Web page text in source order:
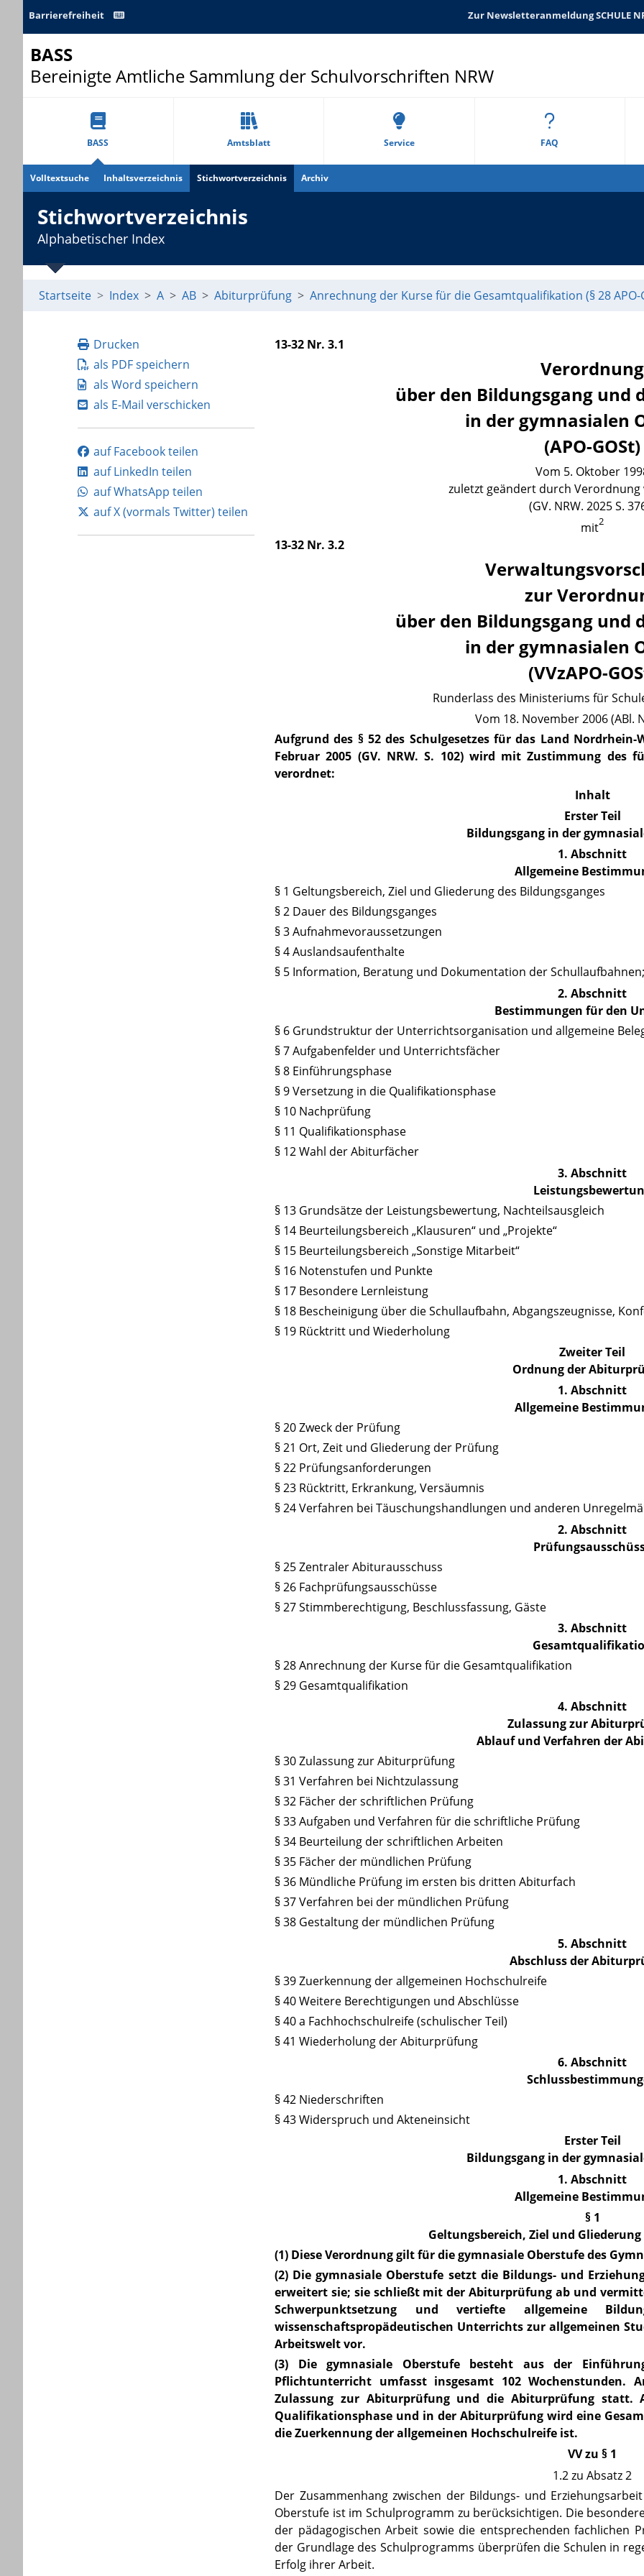
Barrierefreiheit Zur Newsletteranmeldung SCHULE
BASS
Bereinigte Amtliche Sammlung der Schulvorschriften NRW
BASS Amtsblatt Service FAQ
Volltextsuche Inhaltsverzeichnis Stichwortverzeichnis Archiv
Stichwortverzeichnis
Alphabetischer Index
Startseite Index A AB Abiturprüfung Anrechnung der Kurse für die Gesamtqualifikation (§ 28 APO-
Drucken
als PDF speichern
als Word speichern
als E-Mail verschicken
auf Facebook teilen
auf LinkedIn teilen
auf WhatsApp teilen
auf X (vormals Twitter) teilen
13-32 Nr. 3.1
Verordnung
über den Bildungsgang und
in der gymnasialen
(APO-GOSt)
Vom 5. Oktober
zuletzt geändert durch Verordnung
(GV. NRW. 2025 S.
mit2
13-32 Nr. 3.2
zur
über den Bildungsgang und
in der gymnasialen
(VVzAPO-
Runderlass des Ministeriums für
Vom 18. November 2006 (ABl.
Aufgrund des § 52 des Schulgesetzesfür das Land Nordrhein-
Februar 2005 (GV. NRW. S. 102) wird mit Zustimmung des
verordnet:
Inhalt
Erster Teil
Bildungsgang in der
1. Abschnitt
Allgemeine
§ 1 Geltungsbereich, Ziel und Gliederung des Bildungsganges
§ 2 Dauer des Bildungsganges
§ 3 Aufnahmevoraussetzungen
§ 4 Auslandsaufenthalte
§ 5 Information, Beratung und Dokumentation der
2. Abschnitt
Bestimmungen für den
§ 6 Grundstruktur der Unterrichtsorganisation und allgemeine Be
§ 7 Aufgabenfelder und Unterrichtsfächer
§ 8 Einführungsphase
§ 9 Versetzung in die Qualifikationsphase
§ 10 Nachprüfung
§ 11 Qualifikationsphase
§ 12 Wahl der Abiturfächer
3. Abschnitt
§ 13 Grundsätze der Leistungsbewertung, Nachteilsausgleich
§ 14 Beurteilungsbereich „Klausuren“ und „Projekte“
§ 15 Beurteilungsbereich „Sonstige Mitarbeit“
§ 16 Notenstufen und Punkte
§ 17 Besondere Lernleistung
§ 18 Bescheinigung über die Schullaufbahn, Abgangszeugnisse,
§ 19 Rücktritt und Wiederholung
Zweiter Teil
Ordnung der
1. Abschnitt
Allgemeine
§ 20 Zweck der Prüfung
§ 21 Ort, Zeit und Gliederung der Prüfung
§ 22 Prüfungsanforderungen
§ 23 Rücktritt, Erkrankung, Versäumnis
§ 24 Verfahren bei Täuschungshandlungen und anderen
2. Abschnitt
§ 25 Zentraler Abiturausschuss
§ 26 Fachprüfungsausschüsse
§ 27 Stimmberechtigung, Beschlussfassung, Gäste
3. Abschnitt
§ 28 Anrechnung der Kurse für die Gesamtqualifikation
§ 29 Gesamtqualifikation
4. Abschnitt
Zulassung zur
Ablauf und Verfahren der
§ 30 Zulassung zur Abiturprüfung
§ 31 Verfahren bei Nichtzulassung
§ 32 Fächer der schriftlichen Prüfung
§ 33 Aufgaben und Verfahren für die schriftliche Prüfung
§ 34 Beurteilung der schriftlichen Arbeiten
§ 35 Fächer der mündlichen Prüfung
§ 36 Mündliche Prüfung im ersten bis dritten Abiturfach
§ 37 Verfahren bei der mündlichen Prüfung
§ 38 Gestaltung der mündlichen Prüfung
5. Abschnitt
Abschluss der
§ 39 Zuerkennung der allgemeinen Hochschulreife
§ 40 Weitere Berechtigungen und Abschlüsse
§ 40a Fachhochschulreife (schulischer Teil)
§ 41 Wiederholung der Abiturprüfung
6. Abschnitt
§ 42 Niederschriften
§ 43 Widerspruch und Akteneinsicht
Erster Teil
Bildungsgang in der
1. Abschnitt
Allgemeine
§ 1
Geltungsbereich, Ziel und
(1) Diese Verordnung gilt für die gymnasiale Oberstufe des
(2) Die gymnasiale Oberstufe setzt die Bildungs- und
erweitert sie; sie schließt mit der Abiturprüfung ab und
Schwerpunktsetzung und vertiefte allgemeine
wissenschaftspropädeutischen Unterrichts zur allgemeinen
Arbeitswelt vor.
(3) Die gymnasiale Oberstufe besteht aus der
Pflichtunterricht umfasst insgesamt 102 Wochenstunden.
Zulassung zur Abiturprüfung und die Abiturprüfung statt.
Qualifikationsphase und in der Abiturprüfung wird eine
die Zuerkennung der allgemeinen Hochschulreife ist.
VV zu § 1
1.2 zu Absatz 2
Der Zusammenhang zwischen der Bildungs- und
Oberstufe ist im Schulprogramm zu berücksichtigen. Die
der pädagogischen Arbeit sowie die entsprechenden fachlichen
der Grundlage des Schulprogramms überprüfen die Schulen in
Erfolg ihrer Arbeit.